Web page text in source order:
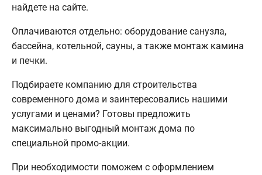
найдете на сайте.
Оплачиваются отдельно: оборудование санузла,
бассейна, котельной, сауны, а также монтаж камина
и печки.
Подбираете компанию для строительства
современного дома и заинтересовались нашими
услугами и ценами? Готовы предложить
максимально выгодный монтаж дома по
специальной промо-акции.
При необходимости поможем с оформлением